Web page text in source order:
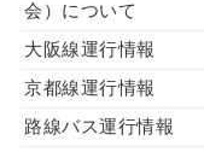
会）について
大阪線運行情報
京都線運行情報
路線バス運行情報